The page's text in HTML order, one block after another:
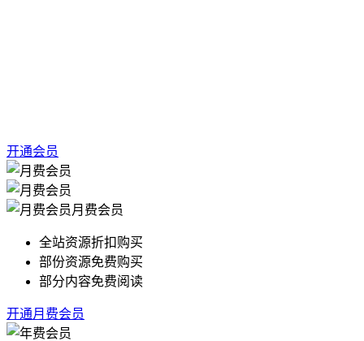
开通会员
月费会员
全站资源折扣购买
部份资源免费购买
部分内容免费阅读
开通月费会员